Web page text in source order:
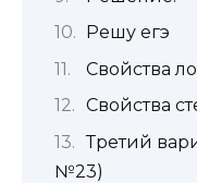
Решу егэ
Свойства
Свойства
Третий
№23)